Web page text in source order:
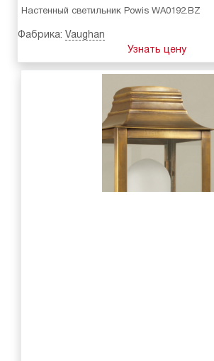
Настенный светильник Powis WA0192.BZ
Фабрика: Vaughan
Узнать цену